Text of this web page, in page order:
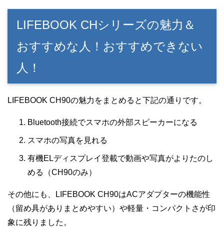
LIFEBOOK CHシリーズの魅力＆
おすすめな人！おすすめできない
人！
LIFEBOOK CH90の魅力をまとめると下記の通りです。
Bluetooth接続でスマホの外部スピーカーになる
スマホの写真を見れる
有機ELディスプレイ登載で動画や写真がよりたのし
める（CH90のみ）
その他にも、LIFEBOOK CH90はACアダプターの機能性
（留め具がありまとめやすい）や軽量・コンパクトさが印
象に残りました。